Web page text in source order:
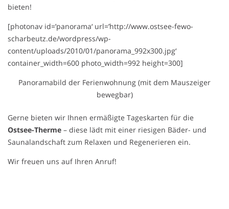
bieten!
[photonav id=’panorama‘ url=’http://www.ostsee-fewo-
scharbeutz.de/wordpress/wp-
content/uploads/2010/01/panorama_992x300.jpg‘
container_width=600 photo_width=992 height=300]
Panoramabild der Ferienwohnung (mit dem Mauszeiger
bewegbar)
Gerne bieten wir Ihnen ermäßigte Tageskarten für die
Ostsee-Therme – diese lädt mit einer riesigen Bäder- und
Saunalandschaft zum Relaxen und Regenerieren ein.
Wir freuen uns auf Ihren Anruf!